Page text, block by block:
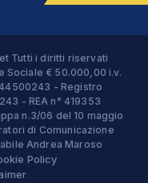
Tutti i diritti riservati
Sociale € 50.000,00 i.v.
- Registro
- REA n° 419353
n.3/06 del 10 maggio
di Comunicazione
Andrea Maroso
Policy